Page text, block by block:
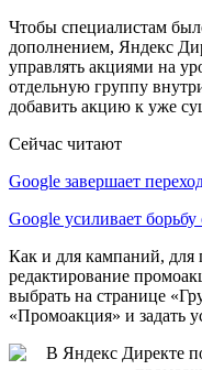
Чтобы специалистам
дополнением, Яндекс
управлять акциями на
отдельную группу
добавить акцию к уже
Сейчас читают
Google завершает
Google усиливает
Как и для кампаний, для
редактирование
выбрать на странице
«Промоакция» и задать